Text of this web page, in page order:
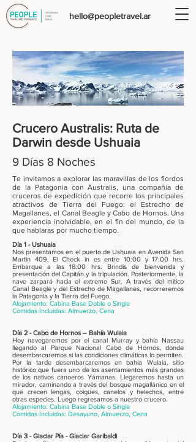
hello@peopletravel.ar
Crucero Australis: Ruta de
Darwin desde Ushuaia
9 Días 8 Noches
Te invitamos a explorar las maravillas de los fiordos
de la Patagonia con Australis, una compañía de
cruceros de expedición que recorre los principales
atractivos de Tierra del Fuego: el Estrecho de
Magallanes, el Canal Beagle y Cabo de Hornos. Una
experiencia inolvidable, en el fin del mundo, de la
que hablaras por mucho tiempo.
Día 1 - Ushuaia
Nos presentamos en el puerto de Ushuaia en Avenida San
Martin 409. El Check in es entre 10:00 y 17:00 hrs.
Embarque a las 18:00 hrs. Brindis de bienvenida y
presentación del Capitán y la tripulación. Posteriormente, la
nave zarpará hacia el extremo Sur. A través del mítico
Canal Beagle y del Estrecho de Magallanes, recorreremos
la Patagonia y la Tierra del Fuego.
Alojamiento: Cabina Base Doble o Single
Comidas Incluidas: Almuerzo, Cena
Día 2 - Cabo de Hornos – Bahía Wulaia
Hoy navegaremos por el canal Murray y bahía Nassau
llegando al Parque Nacional Cabo de Hornos, donde
desembarcaremos si las condiciones climáticas lo permiten.
Por la tarde desembarcaremos en bahía Wulaia, sitio
histórico que fuera uno de los asentamientos más grandes
de los nativos canoeros Yámanas. Llegaremos hasta un
mirador, caminando a través del bosque magallánico en el
que crecen lengas, coigües, canelos y helechos, entre
otras especies. Luego regresamos a nuestro crucero.
Alojamiento: Cabina Base Doble o Single
Comidas Incluidas: Desayuno, Almuerzo, Cena
Día 3 - Glaciar Pía - Glaciar Garibaldi